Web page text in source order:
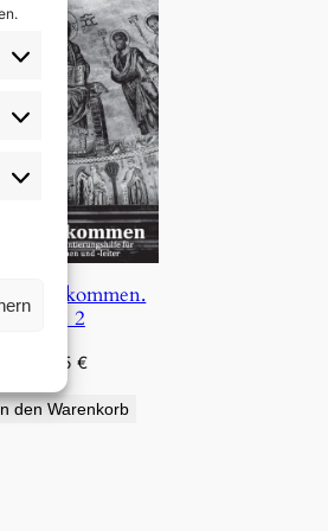
Vorlieben
Statistiken
wir kommen.
Bd. 2
4,95€
den Warenkorb